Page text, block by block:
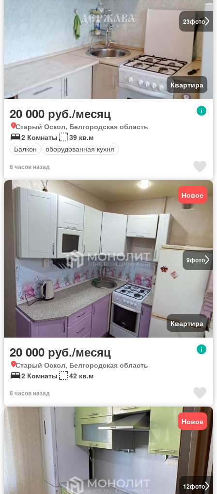
23фото
Квартира
20 000 руб./месяц
Старый Оскол, Белгородская область
2 Комнаты
39 кв.м
Балкон
оборудованная кухня
6 часов назад
9фото
Новое
Квартира
20 000 руб./месяц
Старый Оскол, Белгородская область
2 Комнаты
42 кв.м
6 часов назад
12фото
Новое